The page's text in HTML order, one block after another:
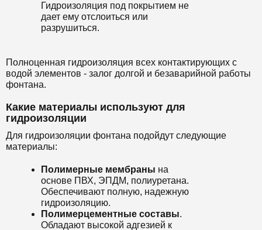
Гидроизоляция под покрытием не
дает ему отслоиться или
разрушиться.
Полноценная гидроизоляция всех контактирующих с
водой элементов - залог долгой и безаварийной работы
фонтана.
Какие материалы используют для
гидроизоляции
Для гидроизоляции фонтана подойдут следующие
материалы:
Полимерные мембраны на
основе ПВХ, ЭПДМ, полиуретана.
Обеспечивают полную, надежную
гидроизоляцию.
Полимерцементные составы.
Обладают высокой адгезией к